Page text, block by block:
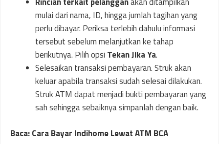
mulai dari nama, ID, hingga jumlah tagihan yang
perlu dibayar. Periksa terlebih dahulu informasi
tersebut sebelum melanjutkan ke tahap
berikutnya. Pilih opsi Tekan Jika Ya.
Selesaikan transaksi pembayaran. Struk akan
keluar apabila transaksi sudah selesai dilakukan.
Struk ATM dapat menjadi bukti pembayaran yang
sah sehingga sebaiknya simpanlah dengan baik.
Baca: Cara Bayar Indihome Lewat ATM BCA